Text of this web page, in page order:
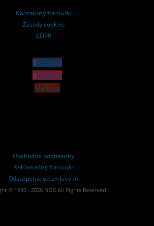
Kontaktný formulár
Zásady cookies
GDPR
Sledova
Sledova
Sledova
Obchodné podmienky
Reklamačný formulár
Odstúpenie od zmluvy tu
© 1990 - 2026 NOX All Rights Reserved